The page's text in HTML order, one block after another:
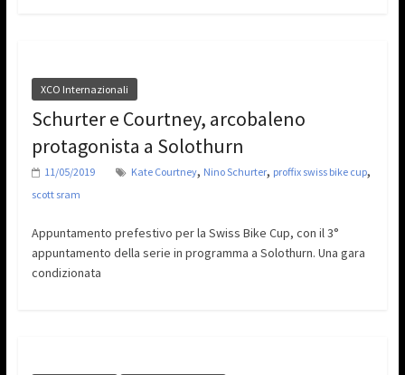
XCO Internazionali
Schurter e Courtney, arcobaleno
protagonista a Solothurn
11/05/2019 Kate Courtney, Nino Schurter, proffix swiss bike cup,
scott sram
Appuntamento prefestivo per la Swiss Bike Cup, con il 3°
appuntamento della serie in programma a Solothurn. Una gara
condizionata